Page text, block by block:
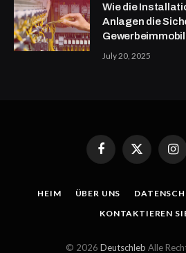
Wie die
Anlagen die
July 20, 2025
FacebookX
(Twitter)
HEIM ÜBER UNS
KONTAKTIEREN
© 2026 Deutschleb Alle